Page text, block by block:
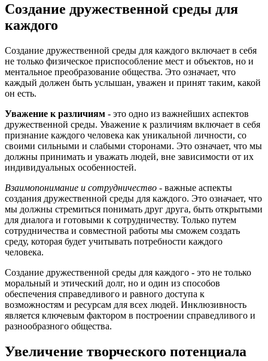
Создание дружественной среды для
каждого
Создание дружественной среды для каждого включает в себя
не только физическое приспособление мест и объектов, но и
ментальное преобразование общества. Это означает, что
каждый должен быть услышан, уважен и принят таким, какой
он есть.
Уважение к различиям - это одно из важнейших аспектов
дружественной среды. Уважение к различиям включает в себя
признание каждого человека как уникальной личности, со
своими сильными и слабыми сторонами. Это означает, что мы
должны принимать и уважать людей, вне зависимости от их
индивидуальных особенностей.
Взаимопонимание и сотрудничество - важные аспекты
создания дружественной среды для каждого. Это означает, что
мы должны стремиться понимать друг друга, быть открытыми
для диалога и готовыми к сотрудничеству. Только путем
сотрудничества и совместной работы мы сможем создать
среду, которая будет учитывать потребности каждого
человека.
Создание дружественной среды для каждого - это не только
моральный и этический долг, но и один из способов
обеспечения справедливого и равного доступа к
возможностям и ресурсам для всех людей. Инклюзивность
является ключевым фактором в построении справедливого и
разнообразного общества.
Увеличение творческого потенциала